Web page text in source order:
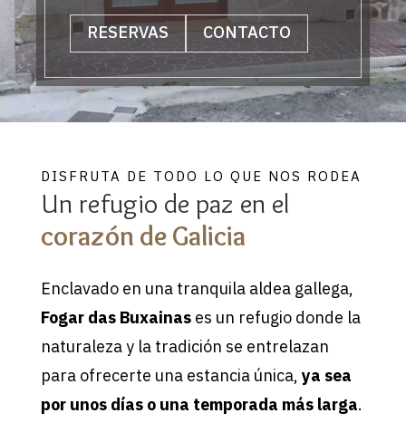
RESERVAS CONTACTO
DISFRUTA DE TODO LO QUE NOS RODEA
Un refugio de paz en el
corazón de Galicia
Enclavado en una tranquila aldea gallega,
Fogar das Buxainases un refugio donde la
naturaleza y la tradición se entrelazan
para ofrecerte una estancia única,ya sea
por unos días o una temporada más larga.